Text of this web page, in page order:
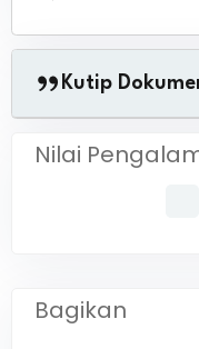
Kutip
Nilai
Bagikan